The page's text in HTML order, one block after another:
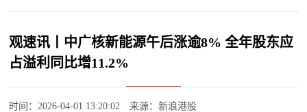
观速讯丨中广核新能源午后涨逾8% 全年股东应
占溢利同比增11.2%
时间：2026-04-01 13:20:02 来源：新浪港股